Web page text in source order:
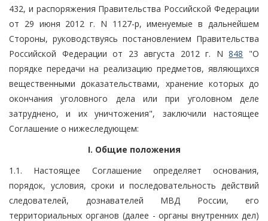
432, и распоряжения Правительства Российской Федерации
от 29 июня 2012 г. N 1127-р, именуемые в дальнейшем
Стороны, руководствуясь постановлением Правительства
Российской Федерации от 23 августа 2012 г. N848 "О
порядке передачи на реализацию предметов, являющихся
вещественными доказательствами, хранение которых до
окончания уголовного дела или при уголовном деле
затруднено, и их уничтожения", заключили настоящее
Соглашение о нижеследующем:
I. Общие положения
1.1. Настоящее Соглашение определяет основания,
порядок, условия, сроки и последовательность действий
следователей, дознавателей МВД России, его
территориальных органов (далее - органы внутренних дел)